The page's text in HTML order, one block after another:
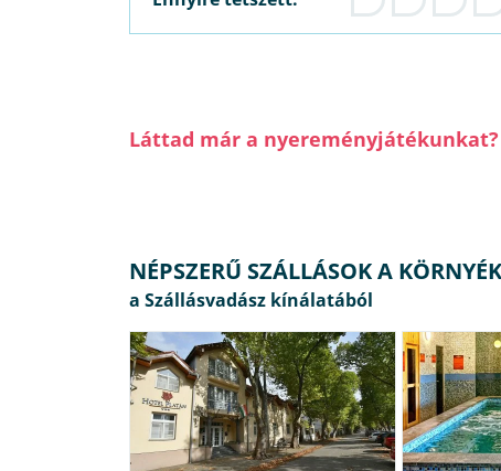
Láttad már a nyereményjátékunkat?
NÉPSZERŰ SZÁLLÁSOK A